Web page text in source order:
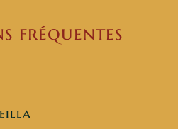
fréquentes